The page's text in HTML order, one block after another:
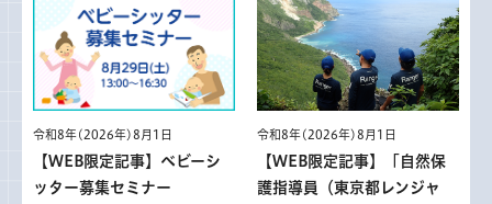
令和8年(2026年)8月1日
【WEB限定記事】ベビーシ
ッター募集セミナー
令和8年(2026年)8月1日
【WEB限定記事】「自然保
護指導員（東京都レンジャ